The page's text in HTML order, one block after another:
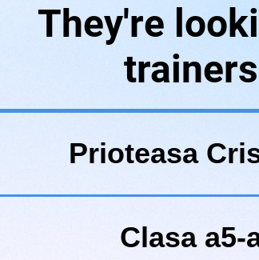
They're
trainers
Prioteasa
Clasaa5-